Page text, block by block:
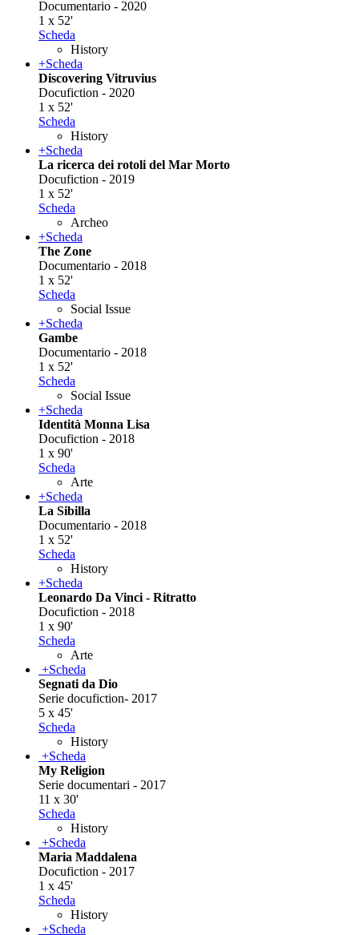
Documentario - 2020
1 x 52'
Scheda
History
+Scheda
Discovering Vitruvius
Docufiction - 2020
1 x 52'
Scheda
History
+Scheda
La ricerca dei rotoli del Mar Morto
Docufiction - 2019
1 x 52'
Scheda
Archeo
+Scheda
The Zone
Documentario - 2018
1 x 52'
Scheda
Social Issue
+Scheda
Gambe
Documentario - 2018
1 x 52'
Scheda
Social Issue
+Scheda
Identità Monna Lisa
Docufiction - 2018
1 x 90'
Scheda
Arte
+Scheda
La Sibilla
Documentario - 2018
1 x 52'
Scheda
History
+Scheda
Leonardo Da Vinci - Ritratto
Docufiction - 2018
1 x 90'
Scheda
Arte
+Scheda
Segnati da Dio
Serie docufiction- 2017
5 x 45'
Scheda
History
+Scheda
My Religion
Serie documentari - 2017
11 x 30'
Scheda
History
+Scheda
Maria Maddalena
Docufiction - 2017
1 x 45'
Scheda
History
+Scheda